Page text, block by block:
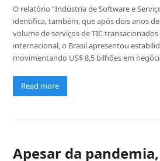
O relatório “Indústria de Software e
identifica, também, que após dois anos
volume de serviços de TIC
internacional, o Brasil apresentou
movimentando US$ 8,5 bilhões em
Read more
Apesar da